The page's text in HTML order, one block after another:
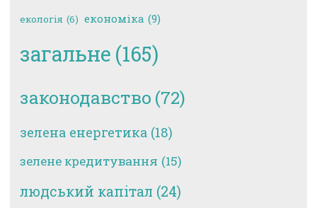
екологія (6) економіка (9)
загальне (165)
законодавство (72)
зелена енергетика (18)
зелене кредитування (15)
людський капітал (24)